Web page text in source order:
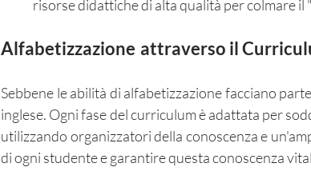
risorse didattiche di alta qualità per colmare
Alfabetizzazione attraverso il
Sebbene le abilità di alfabetizzazione facciano
inglese. Ogni fase del curriculum è adattata per
utilizzando organizzatori della conoscenza e
di ogni studente e garantire questa conoscenza